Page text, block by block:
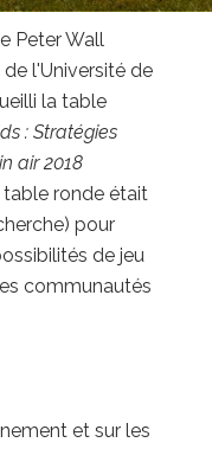
Peter Wall
l'Université de
la table
: Stratégies
air 2018
ronde était
pour
de jeu
communautés
et sur les